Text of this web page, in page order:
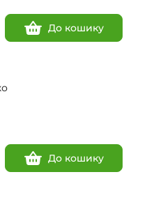
До кошику
До кошику